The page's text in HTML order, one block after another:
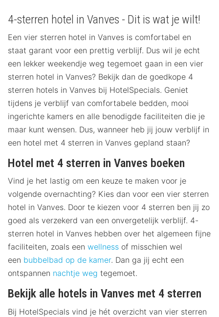
4-sterren hotel in Vanves - Dit is wat je wilt!
Een vier sterren hotel in Vanves is comfortabel en
staat garant voor een prettig verblijf. Dus wil je echt
een lekker weekendje weg tegemoet gaan in een vier
sterren hotel in Vanves? Bekijk dan de goedkope 4
sterren hotels in Vanves bij HotelSpecials. Geniet
tijdens je verblijf van comfortabele bedden, mooi
ingerichte kamers en alle benodigde faciliteiten die je
maar kunt wensen. Dus, wanneer heb jij jouw verblijf in
een hotel met 4 sterren in Vanves gepland staan?
Hotel met 4 sterren in Vanves boeken
Vind je het lastig om een keuze te maken voor je
volgende overnachting? Kies dan voor een vier sterren
hotel in Vanves. Door te kiezen voor 4 sterren ben jij zo
goed als verzekerd van een onvergetelijk verblijf. 4-
sterren hotel in Vanves hebben over het algemeen fijne
faciliteiten, zoals een wellness of misschien wel
een bubbelbad op de kamer. Dan ga jij echt een
ontspannen nachtje weg tegemoet.
Bekijk alle hotels in Vanves met 4 sterren
Bij HotelSpecials vind je hét overzicht van vier sterren